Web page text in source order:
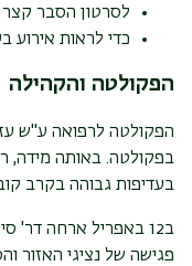
לסרטון הסבר קצר
כדי לראות אירוע
הפקולטה והקהילה
הפקולטה לרפואה ע"ש
בפקולטה. באותה מידה,
בעדיפות גבוהה בקרב
ב12 באפריל ארחה דר'
פגישה של נציגי האזור